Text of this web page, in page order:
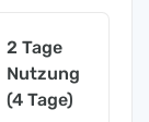
2 Tage
Nutzung
(4 Tage)